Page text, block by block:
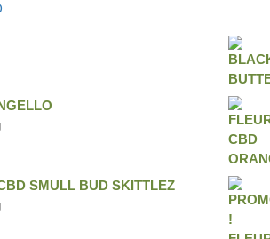
SMULL BUD SKITTLEZ